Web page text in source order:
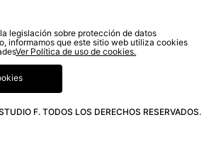
F. TODOS LOS DERECHOS RESERVADOS.
legislación sobre protección de datos
informamos que este sitio web utiliza cookies
Ver Política de uso de cookies.